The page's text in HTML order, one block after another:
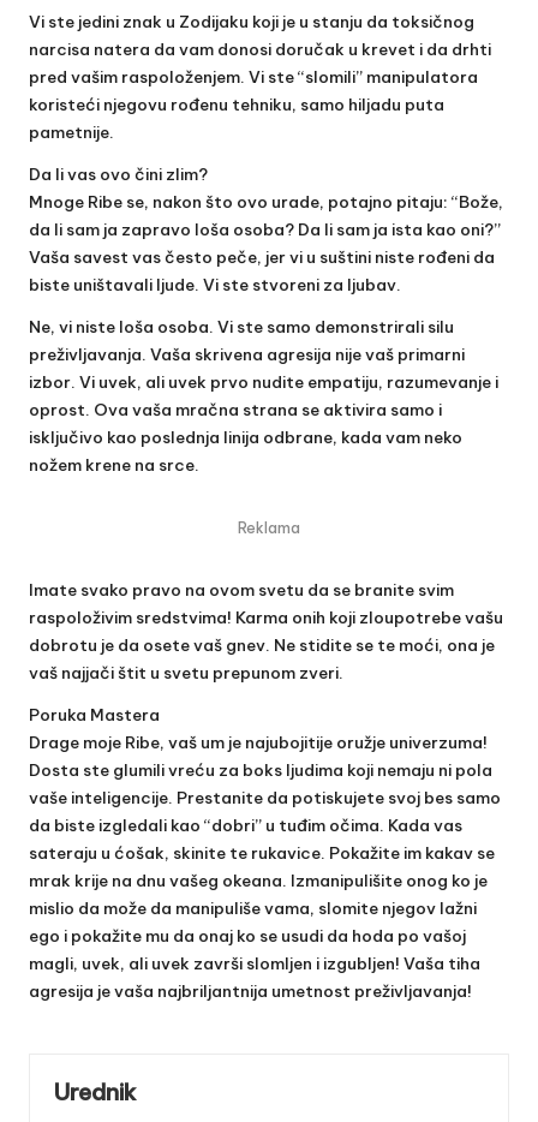
Vi ste jedini znak u Zodijaku koji je u stanju da toksičnog
narcisa natera da vam donosi doručak u krevet i da drhti
pred vašim raspoloženjem. Vi ste “slomili” manipulatora
koristeći njegovu rođenu tehniku, samo hiljadu puta
pametnije.
Da li vas ovo čini zlim?
Mnoge Ribe se, nakon što ovo urade, potajno pitaju: “Bože,
da li sam ja zapravo loša osoba? Da li sam ja ista kao oni?”
Vaša savest vas često peče, jer vi u suštini niste rođeni da
biste uništavali ljude. Vi ste stvoreni za ljubav.
Ne, vi niste loša osoba. Vi ste samo demonstrirali silu
preživljavanja. Vaša skrivena agresija nije vaš primarni
izbor. Vi uvek, ali uvek prvo nudite empatiju, razumevanje i
oprost. Ova vaša mračna strana se aktivira samo i
isključivo kao poslednja linija odbrane, kada vam neko
nožem krene na srce.
Reklama
Imate svako pravo na ovom svetu da se branite svim
raspoloživim sredstvima! Karma onih koji zloupotrebe vašu
dobrotu je da osete vaš gnev. Ne stidite se te moći, ona je
vaš najjači štit u svetu prepunom zveri.
Poruka Mastera
Drage moje Ribe, vaš um je najubojitije oružje univerzuma!
Dosta ste glumili vreću za boks ljudima koji nemaju ni pola
vaše inteligencije. Prestanite da potiskujete svoj bes samo
da biste izgledali kao “dobri” u tuđim očima. Kada vas
sateraju u ćošak, skinite te rukavice. Pokažite im kakav se
mrak krije na dnu vašeg okeana. Izmanipulišite onog ko je
mislio da može da manipuliše vama, slomite njegov lažni
ego i pokažite mu da onaj ko se usudi da hoda po vašoj
magli, uvek, ali uvek završi slomljen i izgubljen! Vaša tiha
agresija je vaša najbriljantnija umetnost preživljavanja!
Urednik